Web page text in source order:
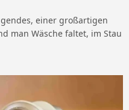
einer großartigen
man Wäsche faltet, im Stau